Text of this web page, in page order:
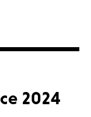
2024